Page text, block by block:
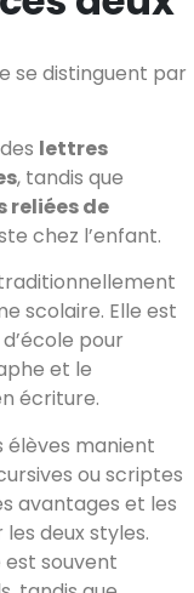
se distinguent par
lettres
, tandis que
reliées de
chez l’enfant.
scolaire. Elle est
pour
et le
écriture.
élèves manient
ou scriptes
avantages et les
les deux styles.
souvent